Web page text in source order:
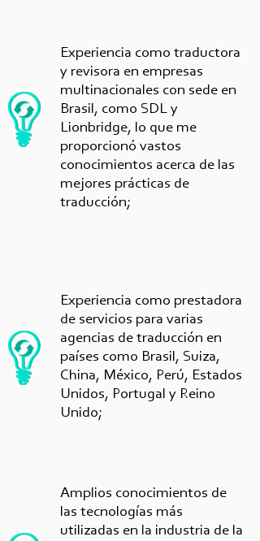
Experiencia como traductora
y revisora en empresas
multinacionales con sede en
Brasil, como SDL y
Lionbridge, lo que me
proporcionó vastos
conocimientos acerca de las
mejores prácticas de
traducción;
Experiencia como prestadora
de servicios para varias
agencias de traducción en
países como Brasil, Suiza,
China, México, Perú, Estados
Unidos, Portugal y Reino
Unido;
Amplios conocimientos de
las tecnologías más
utilizadas en la industria de la